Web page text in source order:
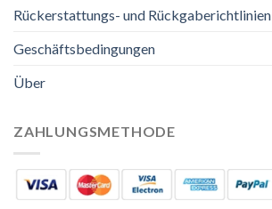
Rückerstattungs- und Rückgaberichtlinien
Geschäftsbedingungen
Über
ZAHLUNGSMETHODE